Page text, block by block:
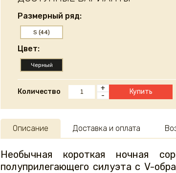
Размерный ряд:
S (44)
Цвет:
Черный
Количество
+
-
Купить
Описание
Необычная короткая ночная
полуприлегающего силуэта с V-
Доставка и оплата